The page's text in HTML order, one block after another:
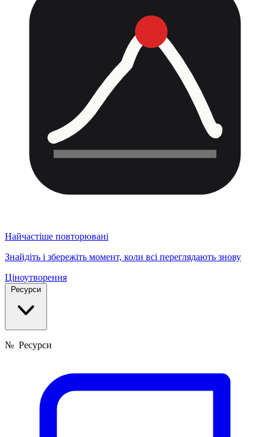
Найчастіше повторювані
Знайдіть і збережіть момент, коли всі переглядають знову
Ціноутворення
Ресурси
№ Ресурси